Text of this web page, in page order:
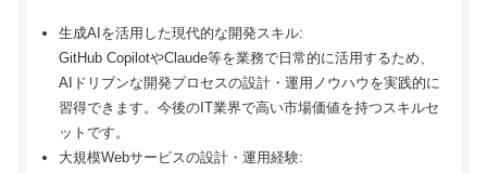
生成AIを活用した現代的な開発スキル:
GitHub CopilotやClaude等を業務で日常的に活用するため、
AIドリブンな開発プロセスの設計・運用ノウハウを実践的に
習得できます。今後のIT業界で高い市場価値を持つスキルセ
ットです。
大規模Webサービスの設計・運用経験: